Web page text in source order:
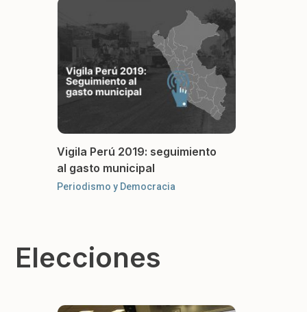
Vigila Perú 2019: seguimiento
al gasto municipal
Periodismo y Democracia
Elecciones